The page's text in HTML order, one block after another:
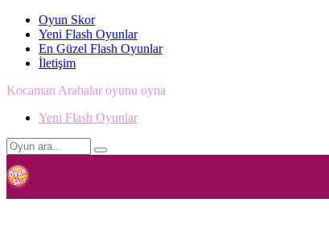
Oyun Skor
Yeni Flash Oyunlar
En Güzel Flash Oyunlar
İletişim
Kocaman Arabalar oyunu oyna
Yeni Flash Oyunlar